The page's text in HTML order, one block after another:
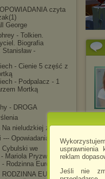
usprawnienia
reklam
Jeśli nie
czyta
(1)
George
- Tolkien.
Biografia
Stanisław -
- Cienie 5 część z
- Podpalacz - 1
Mortką
- DROGA
nieludzkiej ziemi
Opowiadania
we
Mariola Pryzwan
Rodzinna Europa
RODZINNA EUROPA